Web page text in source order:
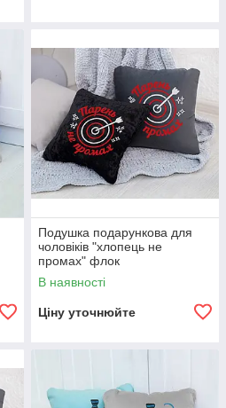
Подушка подарункова для
чоловіків "хлопець не
промах" флок
В наявності
Ціну уточнюйте